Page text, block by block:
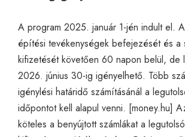
A program 2025. január 1-jén indult el.
építési tevékenységek befejezését és a
kifizetését követően 60 napon belül, de
2026. június 30-ig igényelhető. Több
igénylési határidő számításánál a
időpontot kell alapul venni. [money.hu]
köteles a benyújtott számlákat a